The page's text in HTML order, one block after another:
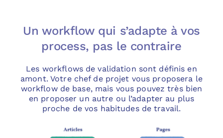
Un workflow qui s’adapte à vos
process, pas le contraire
Les workflows de validation sont définis en
amont. Votre chef de projet vous proposera le
workflow de base, mais vous pouvez très bien
en proposer un autre ou l’adapter au plus
proche de vos habitudes de travail.